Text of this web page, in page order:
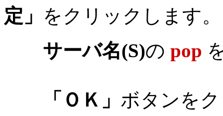
定」 をクリックします。
サーバ名(S)の pop
「ＯＫ」 ボタンを